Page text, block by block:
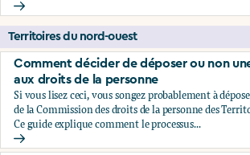
Devriez-vous présenter une demande
Territoires du nord-ouest
Comment décider de déposer ou non
aux droits de la personne
Si vous lisez ceci, vous songez probablement à
de la Commission des droits de la personne des
Ce guide explique comment le processus...
Comment décider de déposer ou non